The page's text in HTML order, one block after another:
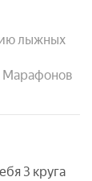
лыжных
Марафонов
3 круга